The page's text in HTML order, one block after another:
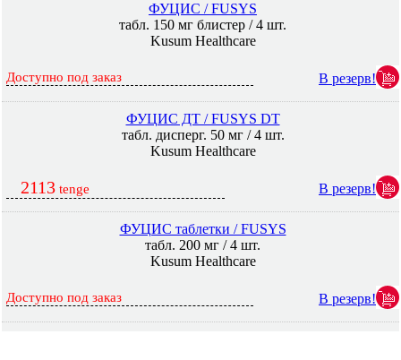
ФУЦИС / FUSYS
табл. 150 мг блистер / 4 шт.
Kusum Healthcare
Доступно под заказ В резерв!
ФУЦИС ДТ / FUSYS DT
табл. дисперг. 50 мг / 4 шт.
Kusum Healthcare
2113 tenge В резерв!
ФУЦИС таблетки / FUSYS
табл. 200 мг / 4 шт.
Kusum Healthcare
Доступно под заказ В резерв!